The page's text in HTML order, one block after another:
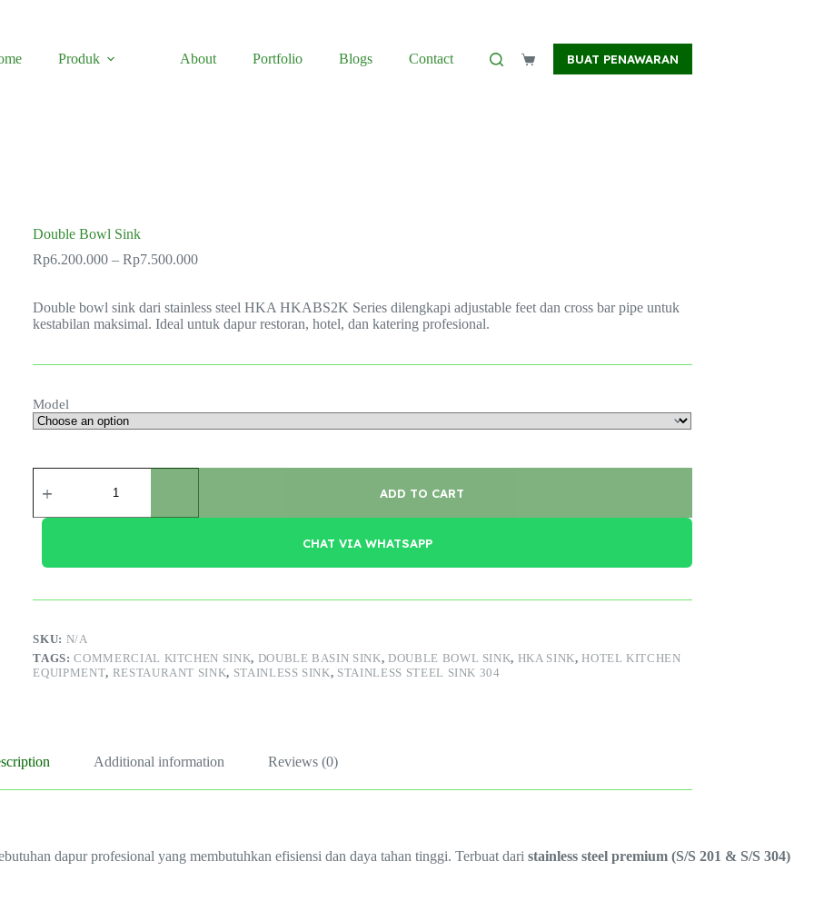
Produk About Portfolio Blogs Contact
ShoppingBUAT PENAWARAN
Double Bowl Sink
Rp6.200.000 – Rp7.500.000Price
through
Rp7.500.000
Double bowl sink dari stainless steel HKA HKABS2K Series dilengkapi adjustable feet dan cross bar pipe untuk
kestabilan maksimal. Ideal untuk dapur restoran, hotel, dan katering profesional.
Model
Bowl
quantity
ADD TO CART
CHAT VIA WHATSAPP
SKU: N/A
TAGS:COMMERCIAL KITCHEN SINK, DOUBLE BASIN SINK, DOUBLE BOWL SINK, HKA SINK,HOTEL KITCHEN
EQUIPMENT, RESTAURANT SINK, STAINLESS SINK, STAINLESS STEEL SINK 304
Additional information Reviews (0)
dapur profesional yang membutuhkan efisiensi dan daya tahan tinggi. Terbuat dari stainless steel premium (S/S 201 & S/S 304)